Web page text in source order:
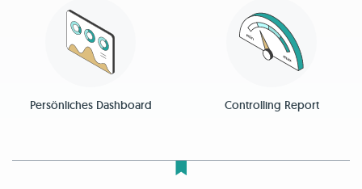
Persönliches Dashboard Controlling Report